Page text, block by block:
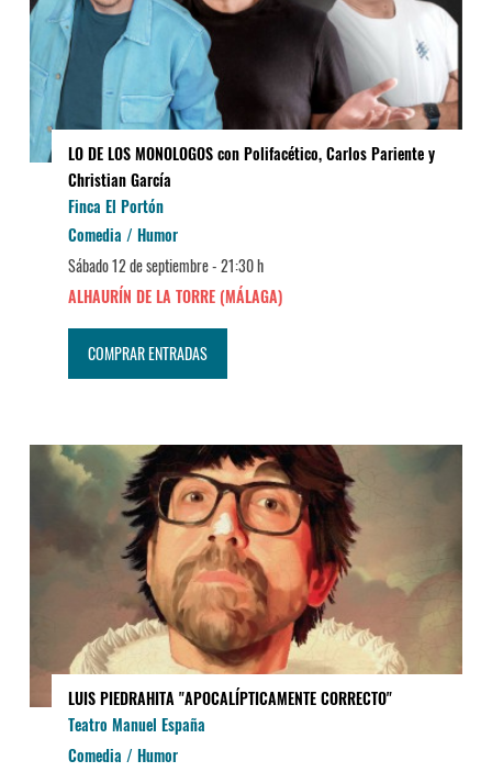
LO DE LOS MONOLOGOS con Polifacético, Carlos Pariente y
Christian García
Finca El Portón
Comedia / Humor
Sábado 12 de septiembre -21:30 h
ALHAURÍN DE LA TORRE (MÁLAGA)
COMPRAR ENTRADAS
LUIS PIEDRAHITA "APOCALÍPTICAMENTE CORRECTO"
Teatro Manuel España
Comedia / Humor